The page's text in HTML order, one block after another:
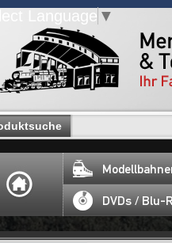
Language ▼
DVDs / Blu-